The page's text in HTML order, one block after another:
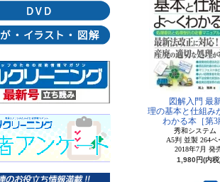
図解入門 最
理の基本と仕組み
わかる本［第3
秀和システム
A5判 並製 264ペ
2018年7月 発
1,980円(内税